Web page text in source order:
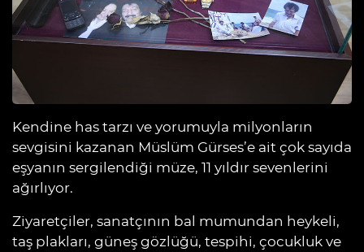
Kendine has tarzı ve yorumuyla milyonların
sevgisini kazanan Müslüm Gürses’e ait çok sayıda
eşyanın sergilendiği müze, 11 yıldır sevenlerini
ağırlıyor.
Ziyaretçiler, sanatçının bal mumundan heykeli,
taş plakları, güneş gözlüğü, tespihi, çocukluk ve